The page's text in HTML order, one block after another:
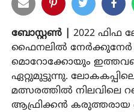
ബോസ്റ്റൺ |
2022 ഫിഫ
ഫൈനലിൽ നേർക്കുനേർ
മൊറോക്കോയും ഇത്തവണ
ഏറ്റുമുട്ടുന്നു.
മത്സരത്തിൽ നിലവിലെ
ആഫ്രിക്കൻ